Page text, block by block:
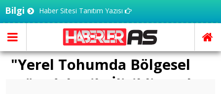
Bilgi Haber Sitesi Tanıtım Yazısı
"Yerel Tohumda Bölgesel
Mücadele" ile İlişikli yazılar